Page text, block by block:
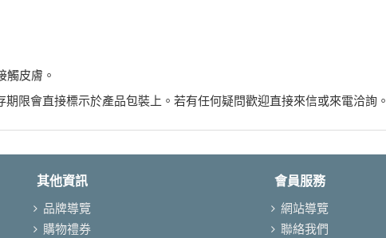
觸皮膚。
限會直接標示於產品包裝上。若有任何疑問歡迎直接來信或來電洽詢。
其他資訊
品牌導覽
購物禮券
會員服務
網站導覽
聯絡我們